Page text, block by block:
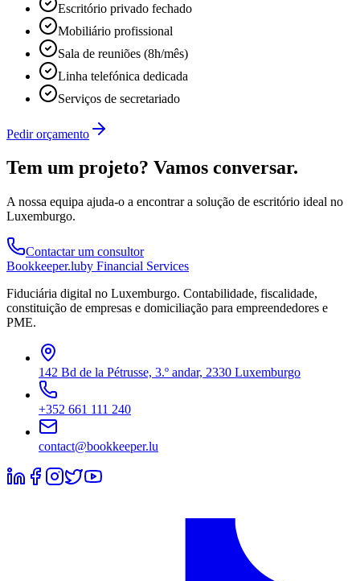
Escritório privado fechado
Mobiliário profissional
Sala de reuniões (8h/mês)
Linha telefónica dedicada
Serviços de secretariado
Pedir orçamento
Tem um projeto? Vamos conversar.
A nossa equipa ajuda-o a encontrar a solução de escritório ideal no
Luxemburgo.
Contactar um consultor
Bookkeeper.luby Financial Services
Fiduciária digital no Luxemburgo. Contabilidade, fiscalidade,
constituição de empresas e domiciliação para empreendedores e
PME.
142 Bd de la Pétrusse, 3.º andar, 2330 Luxemburgo
+352 661 111 240
contact@bookkeeper.lu